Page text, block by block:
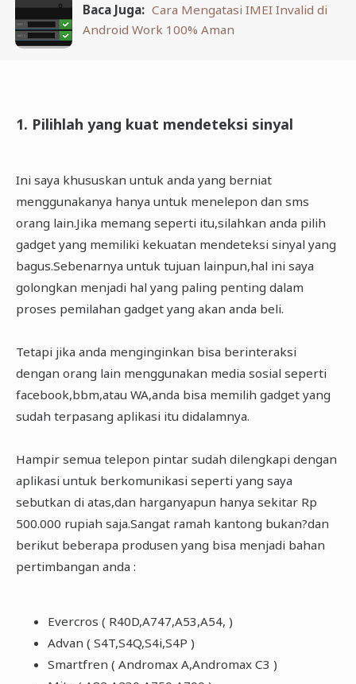
Baca Juga: Cara Mengatasi IMEI Invalid di
Android Work 100% Aman
1. Pilihlah yang kuat mendeteksi sinyal
Ini saya khususkan untuk anda yang berniat
menggunakanya hanya untuk menelepon dan sms
orang lain.Jika memang seperti itu,silahkan anda pilih
gadget yang memiliki kekuatan mendeteksi sinyal yang
bagus.Sebenarnya untuk tujuan lainpun,hal ini saya
golongkan menjadi hal yang paling penting dalam
proses pemilahan gadget yang akan anda beli.
Tetapi jika anda menginginkan bisa berinteraksi
dengan orang lain menggunakan media sosial seperti
facebook,bbm,atau WA,anda bisa memilih gadget yang
sudah terpasang aplikasi itu didalamnya.
Hampir semua telepon pintar sudah dilengkapi dengan
aplikasi untuk berkomunikasi seperti yang saya
sebutkan di atas,dan harganyapun hanya sekitar Rp
500.000 rupiah saja.Sangat ramah kantong bukan?dan
berikut beberapa produsen yang bisa menjadi bahan
pertimbangan anda :
Evercros ( R40D,A747,A53,A54, )
Advan ( S4T,S4Q,S4i,S4P )
Smartfren ( Andromax A,Andromax C3 )